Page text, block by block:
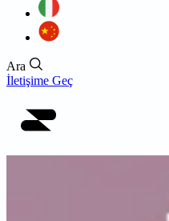
Ara
İletişime Geç